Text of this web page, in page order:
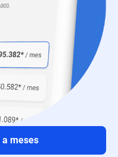
meses